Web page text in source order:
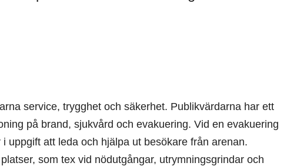
service, trygghet och säkerhet. Publikvärdarna har ett
på brand, sjukvård och evakuering. Vid en evakuering
uppgift att leda och hjälpa ut besökare från arenan.
som tex vid nödutgångar, utrymningsgrindar och